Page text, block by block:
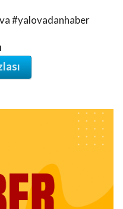
#yalovadanhaber